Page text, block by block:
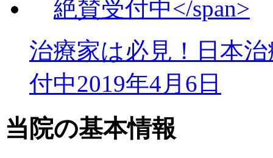
治療家は必見！日本
付中2019年4月6日
当院の基本情報